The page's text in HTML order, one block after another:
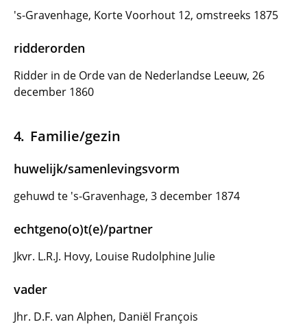
's-Gravenhage, Korte Voorhout 12, omstreeks 1875
ridderorden
Ridder in de Orde van de Nederlandse Leeuw, 26
december 1860
Familie/gezin
huwelijk/samenlevingsvorm
gehuwd te 's-Gravenhage, 3 december 1874
echtgeno(o)t(e)/partner
Jkvr. L.R.J. Hovy, Louise Rudolphine Julie
vader
Jhr. D.F. van Alphen, Daniël François